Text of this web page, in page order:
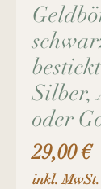
Silber,
oder
29,00 €
inkl. MwSt.